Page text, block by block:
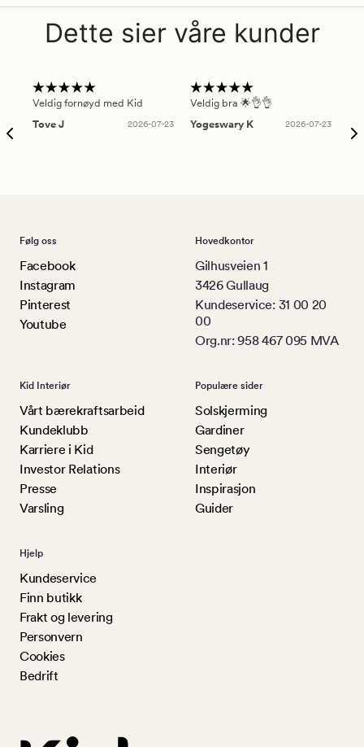
Dette sier våre kunder
Veldig fornøyd med Kid
Tove J
2026-07-23
Veldig bra 🌟👌👌
Yogeswary K
2026-07-23
Følg oss
Facebook
Instagram
Pinterest
Youtube
Hovedkontor
Gilhusveien 1
3426 Gullaug
Kundeservice: 31 00 20
00
Org.nr: 958 467 095 MVA
Kid Interiør
Vårt bærekraftsarbeid
Kundeklubb
Karriere i Kid
Investor Relations
Presse
Varsling
Populære sider
Solskjerming
Gardiner
Sengetøy
Interiør
Inspirasjon
Guider
Hjelp
Kundeservice
Finn butikk
Frakt og levering
Personvern
Cookies
Bedrift